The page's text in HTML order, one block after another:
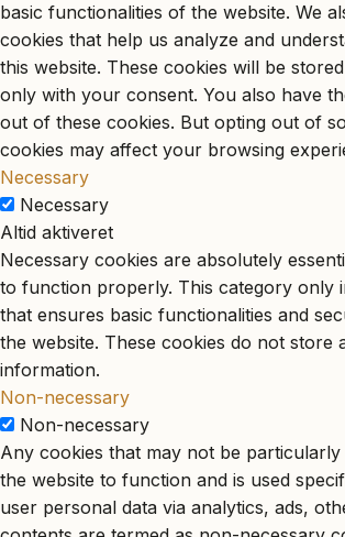
basic functionalities of the website. We
cookies that help us analyze and
this website. These cookies will be
only with your consent. You also have
out of these cookies. But opting out of
cookies may affect your browsing
Necessary
Necessary
Altid aktiveret
Necessary cookies are absolutely
to function properly. This category only
that ensures basic functionalities and
the website. These cookies do not store
information.
Non-necessary
Non-necessary
Any cookies that may not be
the website to function and is used
user personal data via analytics, ads,